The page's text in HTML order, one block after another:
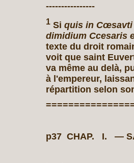
----------------
1 Si quis in Cœsavti
dimidium Ccesaris
texte du droit
voit que saint
va même au delà,
à l'empereur,
répartition selon
p37 CHAP. I. —